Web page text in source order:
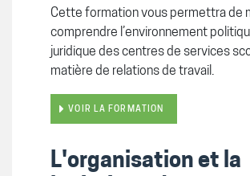
Cette formation vous permettra de
comprendre l’environnement
juridique des centres de services
matière de relations de travail.
VOIR LA FORMATION
L'organisation et la